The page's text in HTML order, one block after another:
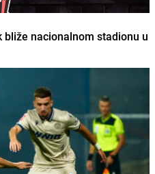
bliže nacionalnom stadionu u